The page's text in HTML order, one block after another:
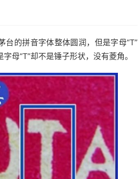
台的拼音字体整体圆润，但是字母“T”
母“T”却不是锤子形状，没有菱角。